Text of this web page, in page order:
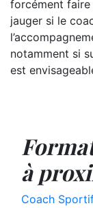
forcément faire
jauger si le
notamment si
est
à
Coach